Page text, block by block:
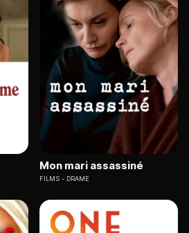
Mon mari assassiné
FILMS DRAME